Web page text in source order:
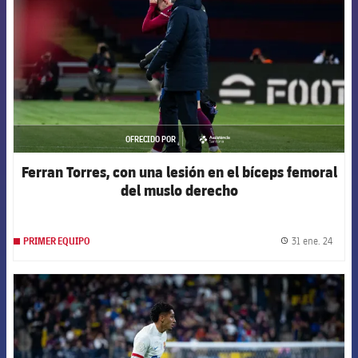
OFRECIDO POR
asistencia
Ferran Torres, con una lesión en el bíceps femoral
del muslo derecho
PRIMER EQUIPO 31 ene. 24
FCB Barcelona badge